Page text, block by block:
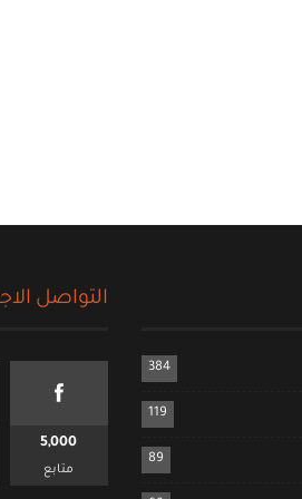
384
119
89
التواصل
5,000
متابع